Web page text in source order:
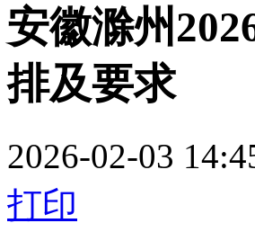
安徽滁州
排及要求
2026-02-03
打印